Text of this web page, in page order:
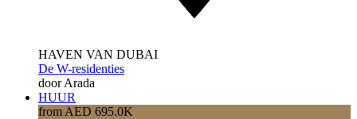
HAVEN VAN DUBAI
De W-residenties
door Arada
HUUR
from AED 695.0K